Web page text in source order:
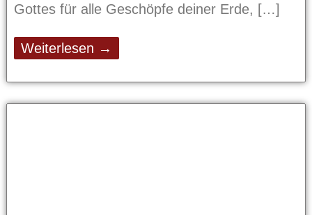
Gottes für alle Geschöpfe deiner Erde,
Weiterlesen →